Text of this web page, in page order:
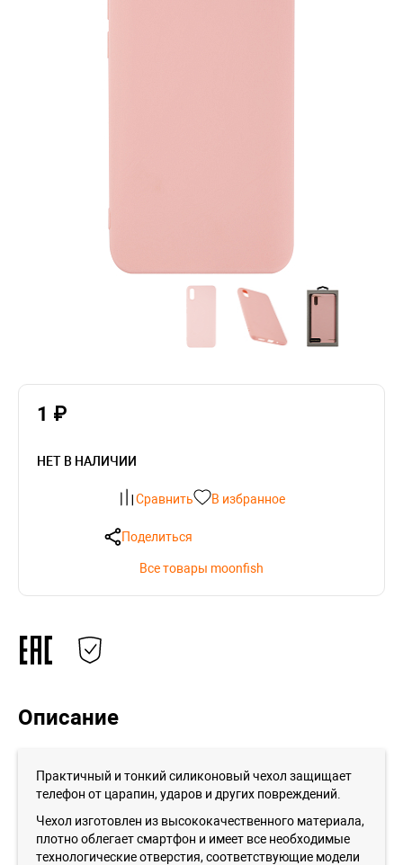
1 ₽
НЕТ В НАЛИЧИИ
Сравнить В избранное
Поделиться
Все товары moonfish
Описание
Практичный и тонкий силиконовый чехол защищает
телефон от царапин, ударов и других повреждений.
Чехол изготовлен из высококачественного материала,
плотно облегает смартфон и имеет все необходимые
технологические отверстия, соответствующие модели